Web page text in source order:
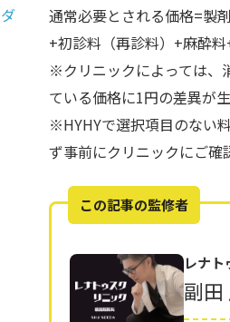
通常必要とされる価格=製
+初診料（再診料）+麻酔
※クリニックによっては、
ている価格に1円の差異が
※HYHYで選択項目のない
ず事前にクリニックにご確
この記事の監修者
レナト
副田